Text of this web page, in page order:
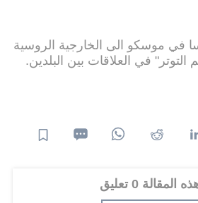
في موسكو الى الخارجية الروسية
في العلاقات بين البلدين.
0 تعليق